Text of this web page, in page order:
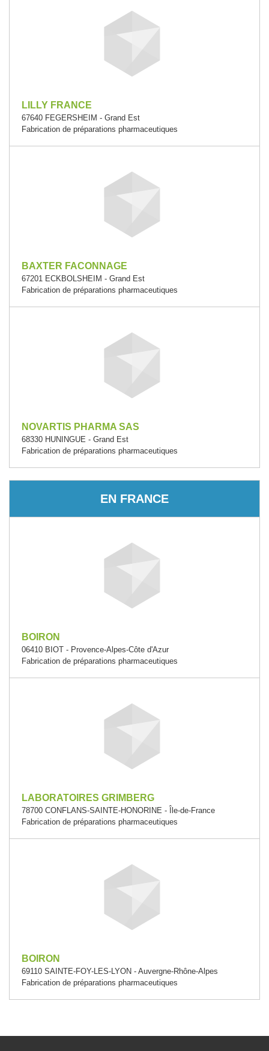
LILLY FRANCE
67640 FEGERSHEIM - Grand Est
Fabrication de préparations pharmaceutiques
BAXTER FACONNAGE
67201 ECKBOLSHEIM - Grand Est
Fabrication de préparations pharmaceutiques
NOVARTIS PHARMA SAS
68330 HUNINGUE - Grand Est
Fabrication de préparations pharmaceutiques
EN FRANCE
BOIRON
06410 BIOT - Provence-Alpes-Côte d'Azur
Fabrication de préparations pharmaceutiques
LABORATOIRES GRIMBERG
78700 CONFLANS-SAINTE-HONORINE - Île-de-France
Fabrication de préparations pharmaceutiques
BOIRON
69110 SAINTE-FOY-LES-LYON - Auvergne-Rhône-Alpes
Fabrication de préparations pharmaceutiques